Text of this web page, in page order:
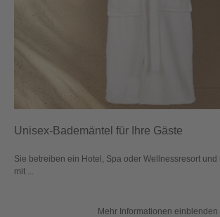
Unisex-Bademäntel für Ihre Gäste
Sie betreiben ein Hotel, Spa oder Wellnessresort und
mit ...
Mehr Informationen einblenden